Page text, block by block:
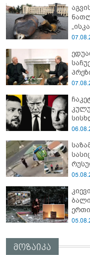
მოზაიკა